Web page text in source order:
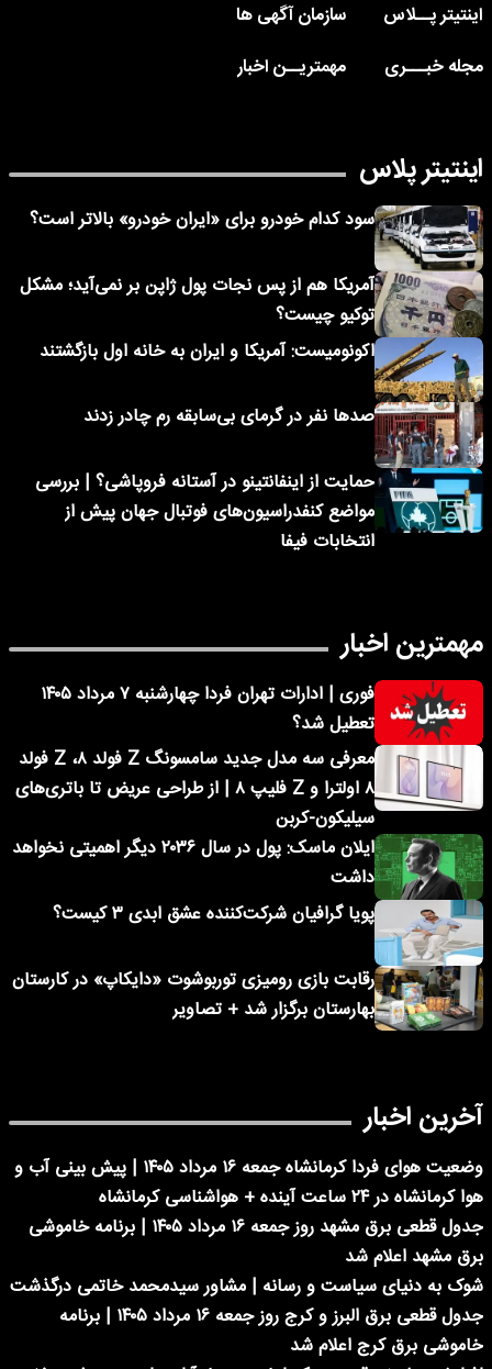
اینتیتر پــلاس
سازمان آگهی ها
مجله خبـــری
مهمتریــن اخبار
اینتیتر پلاس
سود کدام خودرو برای «ایران خودرو» بالاتر است؟
آمریکا هم از پس نجات پول ژاپن بر نمی‌آید؛ مشکل
توکیو چیست؟
اکونومیست: آمریکا و ایران به خانه اول بازگشتند
صدها نفر در گرمای بی‌سابقه رم چادر زدند
حمایت از اینفانتینو در آستانه فروپاشی؟ | بررسی
مواضع کنفدراسیون‌های فوتبال جهان پیش از
انتخابات فیفا
مهمترین اخبار
فوری | ادارات تهران فردا چهارشنبه ۷ مرداد ۱۴۰۵
تعطیل شد؟
معرفی سه مدل جدید سامسونگ Z فولد ۸، Z فولد
۸ اولترا و Z فلیپ ۸ | از طراحی عریض تا باتری‌های
سیلیکون-کربن
ایلان ماسک: پول در سال ۲۰۳۶ دیگر اهمیتی نخواهد
داشت
پویا گرافیان شرکت‌کننده عشق ابدی ۳ کیست؟
رقابت بازی رومیزی توربوشوت «دایکاپ» در کارستان
بهارستان برگزار شد + تصاویر
آخرین اخبار
وضعیت هوای فردا کرمانشاه جمعه ۱۶ مرداد ۱۴۰۵ | پیش بینی آب و
هوا کرمانشاه در ۲۴ ساعت آینده + هواشناسی کرمانشاه
جدول قطعی برق مشهد روز جمعه ۱۶ مرداد ۱۴۰۵ | برنامه خاموشی
برق مشهد اعلام شد
شوک به دنیای سیاست و رسانه | مشاور سیدمحمد خاتمی درگذشت
جدول قطعی برق البرز و کرج روز جمعه ۱۶ مرداد ۱۴۰۵ | برنامه
خاموشی برق کرج اعلام شد